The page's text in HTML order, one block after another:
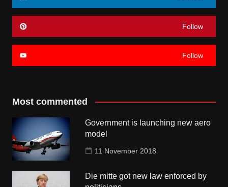
Follow
Follow
Most commented
Government is launching new aero
model
11 November 2018
Die mitte got new law enforced by